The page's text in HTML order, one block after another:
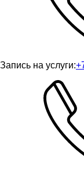
Запись на услуги: